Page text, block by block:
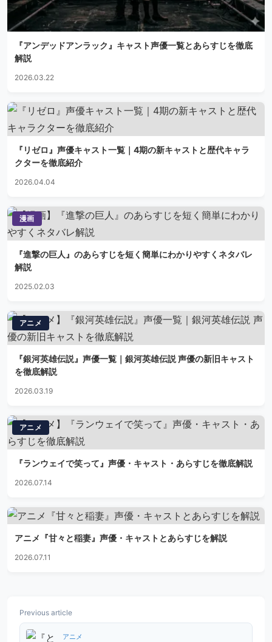
『アンデッドアンラック』キャスト声優一覧とあらすじを徹底
解説
2026.03.22
『リゼロ』声優キャスト一覧｜4期の新キャストと歴代キャラ
クターを徹底紹介
2026.04.04
漫画
『進撃の巨人』のあらすじを短く簡単にわかりやすくネタバレ
解説
2025.02.03
アニメ
『銀河英雄伝説』声優一覧｜銀河英雄伝説 声優の新旧キャスト
を徹底解説
2026.03.19
アニメ
『ランウェイで笑って』声優・キャスト・あらすじを徹底解説
2026.07.14
アニメ『甘々と稲妻』声優・キャストとあらすじを解説
2026.07.11
Previous article
アニメ